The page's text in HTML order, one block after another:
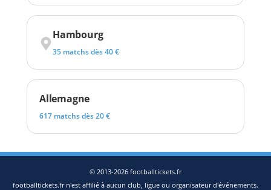
Hambourg
35 matchs dès 40 €
Allemagne
617 matchs dès 20 €
© 2013-2026 footballtickets.fr
footballtickets.fr n'est affilié à aucun club, ligue ou organisateur d'événements.